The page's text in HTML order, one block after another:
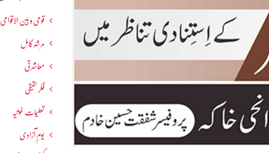
قومی و بین الاقوامی
مرشدِ کامل
معاشرتی
فکرحقیقی
تعلیمات غوثیہ
یومِ آزادی